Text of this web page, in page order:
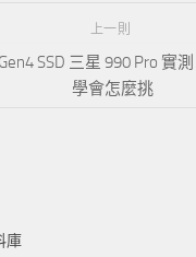
上一則
SSD 三星 990 Pro 實
學會怎麼挑
庫